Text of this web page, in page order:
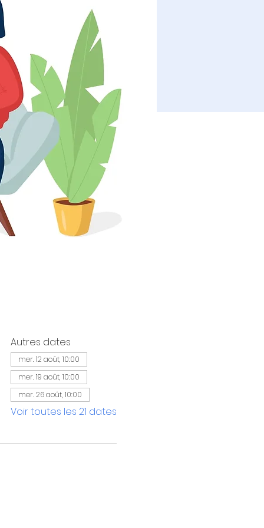
Autres dates
mer. 12 août, 10:00
mer. 19 août, 10:00
mer. 26 août, 10:00
Voir toutes les 21 dates